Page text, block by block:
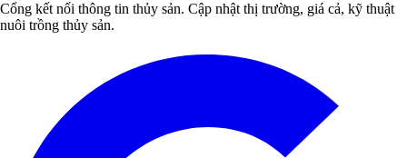
Cổng kết nối thông tin thủy sản. Cập nhật thị trường, giá cả, kỹ thuật
nuôi trồng thủy sản.